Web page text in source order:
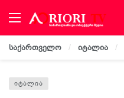
საქართველო იტალია
ᲘᲢᲐᲚᲘᲐ